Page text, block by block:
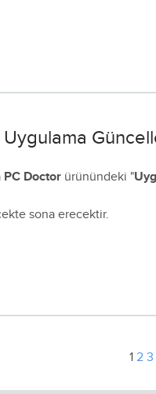
PC Doctor ürünündeki "
sona erecektir.
1 2 3